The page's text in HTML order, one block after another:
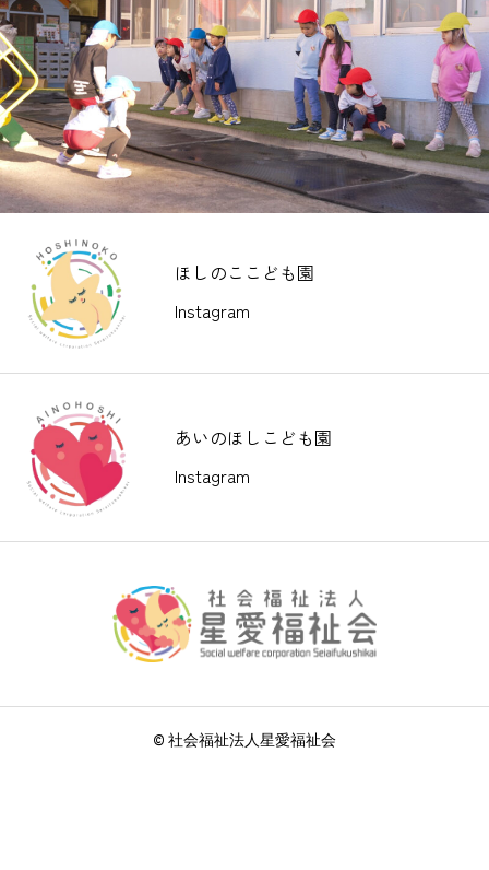
ほしのここども園
Instagram
あいのほしこども園
Instagram
© 社会福祉法人星愛福祉会